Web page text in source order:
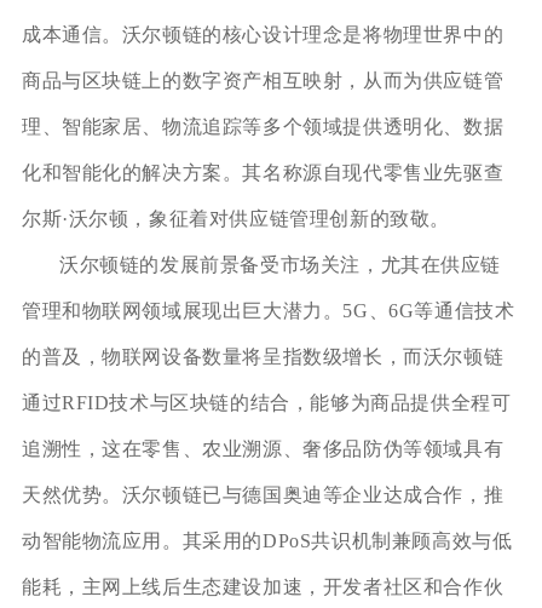
成本通信。沃尔顿链的核心设计理念是将物理世界中的
商品与区块链上的数字资产相互映射，从而为供应链管
理、智能家居、物流追踪等多个领域提供透明化、数据
化和智能化的解决方案。其名称源自现代零售业先驱查
尔斯·沃尔顿，象征着对供应链管理创新的致敬。
沃尔顿链的发展前景备受市场关注，尤其在供应链
管理和物联网领域展现出巨大潜力。5G、6G等通信技术
的普及，物联网设备数量将呈指数级增长，而沃尔顿链
通过RFID技术与区块链的结合，能够为商品提供全程可
追溯性，这在零售、农业溯源、奢侈品防伪等领域具有
天然优势。沃尔顿链已与德国奥迪等企业达成合作，推
动智能物流应用。其采用的DPoS共识机制兼顾高效与低
能耗，主网上线后生态建设加速，开发者社区和合作伙